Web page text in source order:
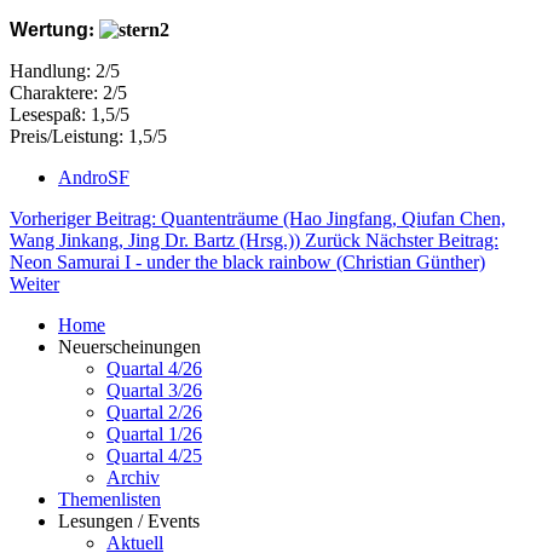
Wertung:
Handlung: 2/5
Charaktere: 2/5
Lesespaß: 1,5/5
Preis/Leistung: 1,5/5
AndroSF
Vorheriger Beitrag: Quantenträume (Hao Jingfang, Qiufan Chen,
Wang Jinkang, Jing Dr. Bartz (Hrsg.)) Zurück Nächster Beitrag:
Neon Samurai I - under the black rainbow (Christian Günther)
Weiter
Home
Neuerscheinungen
Quartal 4/26
Quartal 3/26
Quartal 2/26
Quartal 1/26
Quartal 4/25
Archiv
Themenlisten
Lesungen / Events
Aktuell